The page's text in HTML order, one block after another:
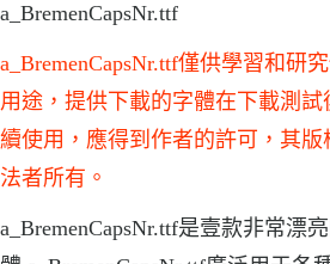
a_BremenCapsNr.ttf
a_BremenCapsNr.ttf僅供學習和研
用途，提供下載的字體在下載測
續使用，應得到作者的許可，其
法者所有。
a_BremenCapsNr.ttf是壹款非常漂